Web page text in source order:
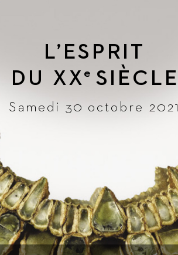
L’ESPRIT
DU
XXe SIÈ CLE
Samedi 30 octobre 2021